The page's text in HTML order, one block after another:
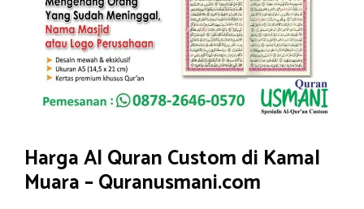
Harga Al Quran Custom di Kamal
Muara – Quranusmani.com